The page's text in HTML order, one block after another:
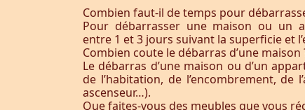
Combien faut-il de temps pour
Pour débarrasser une maison ou un
entre 1 et 3 jours suivant la superficie et
Combien coute le débarras d’une maison
Le débarras d’une maison ou d’un
de l’habitation, de l’encombrement, de
ascenseur…).
Que faites-vous des meubles que vous